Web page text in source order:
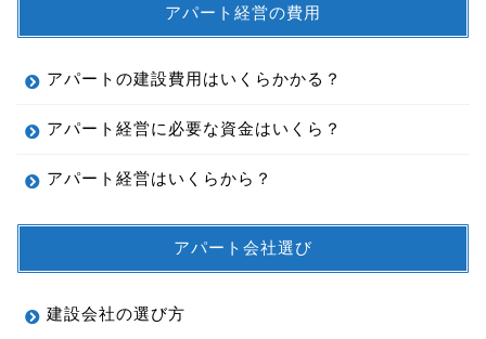
アパート経営の費用
アパートの建設費用はいくらかかる？
アパート経営に必要な資金はいくら？
アパート経営はいくらから？
アパート会社選び
建設会社の選び方